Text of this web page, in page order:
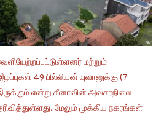
மற்றும்
49 பில்லியன் யுவானுக்கு (7
என்று சீனாவின் அவசரநிலை
மேலும் முக்கிய நகரங்கள்